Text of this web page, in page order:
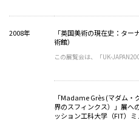
2008年
「英国美術の現在史：タ
術館）
この展覧会は、「UK-
「Madame Grès (マダム
界のスフィンクス）」展へ
ッション工科大学（FIT）ミ